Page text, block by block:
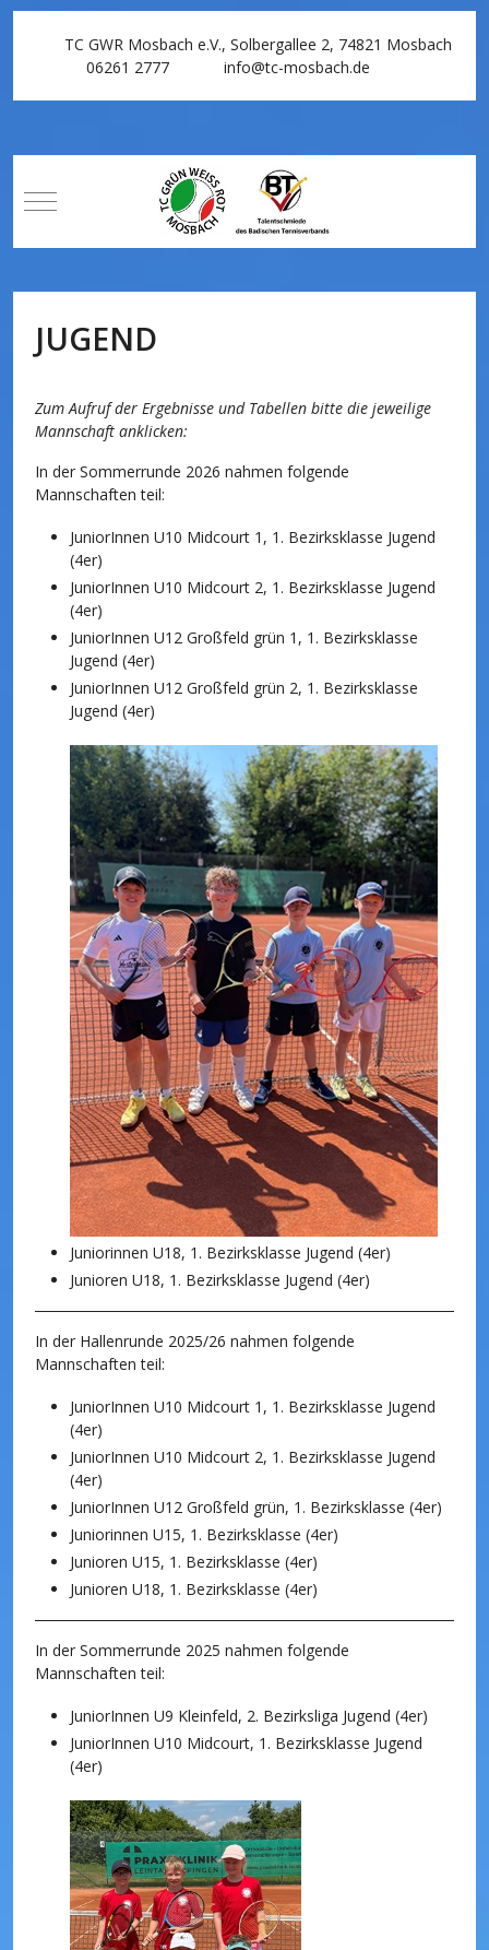
TC GWR Mosbach e.V., Solbergallee 2, 74821 Mosbach
06261 2777
info@tc-mosbach.de
Mobile Menu Toggle
JUGEND
Zum Aufruf der Ergebnisse und Tabellen bitte die jeweilige
Mannschaft anklicken:
In der Sommerrunde 2026 nahmen folgende
Mannschaften teil:
JuniorInnen U10 Midcourt 1, 1. Bezirksklasse Jugend
(4er)
JuniorInnen U10 Midcourt 2, 1. Bezirksklasse Jugend
(4er)
JuniorInnen U12 Großfeld grün 1, 1. Bezirksklasse
Jugend (4er)
JuniorInnen U12 Großfeld grün 2, 1. Bezirksklasse
Jugend (4er)
Juniorinnen U18, 1. Bezirksklasse Jugend (4er)
Junioren U18, 1. Bezirksklasse Jugend (4er)
In der Hallenrunde 2025/26 nahmen folgende
Mannschaften teil:
JuniorInnen U10 Midcourt 1, 1. Bezirksklasse Jugend
(4er)
JuniorInnen U10 Midcourt 2, 1. Bezirksklasse Jugend
(4er)
JuniorInnen U12 Großfeld grün, 1. Bezirksklasse (4er)
Juniorinnen U15, 1. Bezirksklasse (4er)
Junioren U15, 1. Bezirksklasse (4er)
Junioren U18, 1. Bezirksklasse (4er)
In der Sommerrunde 2025 nahmen folgende
Mannschaften teil:
JuniorInnen U9 Kleinfeld, 2. Bezirksliga Jugend (4er)
JuniorInnen U10 Midcourt, 1. Bezirksklasse Jugend
(4er)